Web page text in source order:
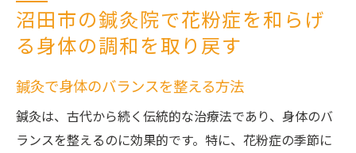
沼田市の鍼灸院で花粉症を和らげ
る身体の調和を取り戻す
鍼灸で身体のバランスを整える方法
鍼灸は、古代から続く伝統的な治療法であり、身体のバ
ランスを整えるのに効果的です。特に、花粉症の季節に